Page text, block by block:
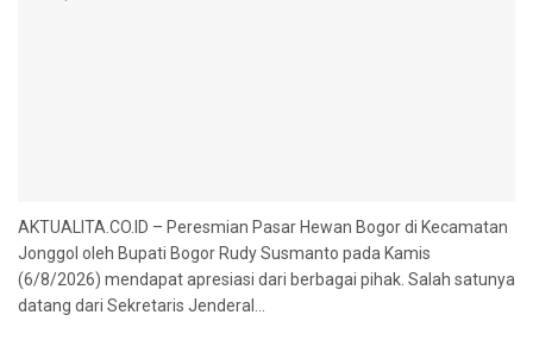
AKTUALITA.CO.ID – Peresmian Pasar Hewan Bogor di Kecamatan
Jonggol oleh Bupati Bogor Rudy Susmanto pada Kamis
(6/8/2026) mendapat apresiasi dari berbagai pihak. Salah satunya
datang dari Sekretaris Jenderal...